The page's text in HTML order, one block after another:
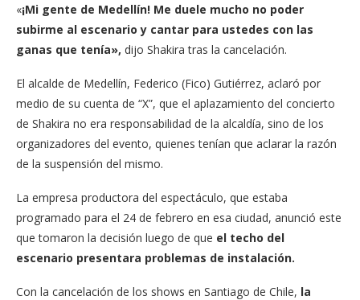
«¡Mi gente de Medellín! Me duele mucho no poder
subirme al escenario y cantar para ustedes con las
ganas que tenía», dijo Shakira tras la cancelación.
El alcalde de Medellín, Federico (Fico) Gutiérrez, aclaró por
medio de su cuenta de “X”, que el aplazamiento del concierto
de Shakira no era responsabilidad de la alcaldía, sino de los
organizadores del evento, quienes tenían que aclarar la razón
de la suspensión del mismo.
La empresa productora del espectáculo, que estaba
programado para el 24 de febrero en esa ciudad, anunció este
que tomaron la decisión luego de que el techo del
escenario presentara problemas de instalación.
Con la cancelación de los shows en Santiago de Chile, la